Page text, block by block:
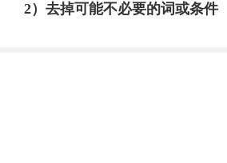
2）去掉可能不必要的词或条件